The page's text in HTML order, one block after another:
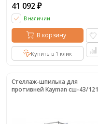
41 092 ₽
В наличии
В корзину
Купить в 1 клик
Стеллаж-шпилька для
противней Kayman сш-43/121